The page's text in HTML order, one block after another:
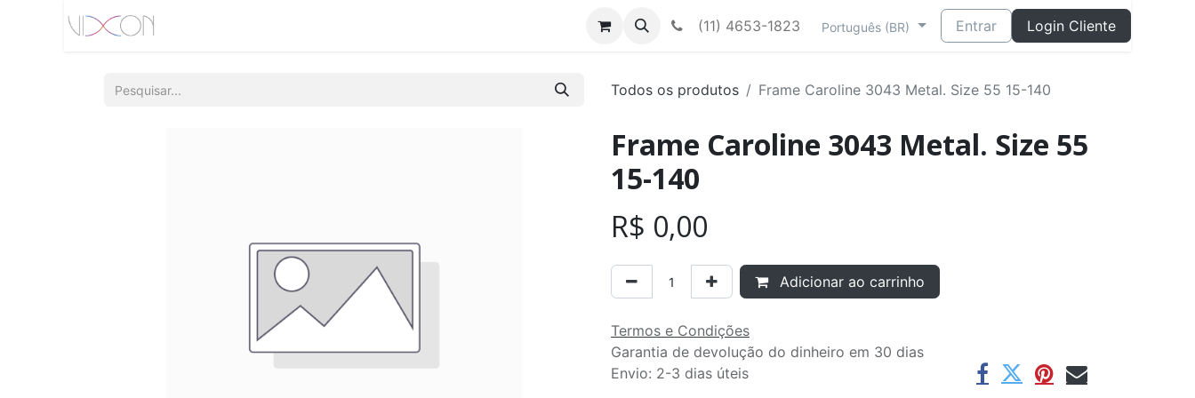
(11) 4653-1823 Português (BR) Entrar Login Cliente
Todos os produtos Frame Caroline 3043 Metal. Size 55 15-140
Frame Caroline 3043 Metal. Size 55
15-140
R$ 0,00
Adicionar ao carrinho
Termos e Condições
Garantia de devolução do dinheiro em 30 dias
Envio: 2-3 dias úteis